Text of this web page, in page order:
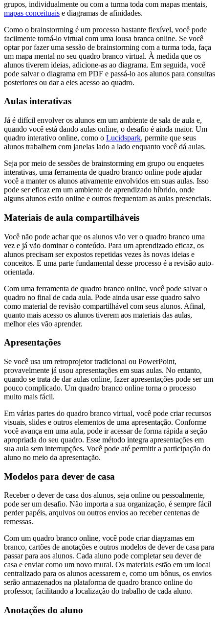
grupos, individualmente ou com a turma toda com mapas mentais,
mapas conceituais e diagramas de afinidades.
Como o brainstorming é um processo bastante flexível, você pode
facilmente torná-lo virtual com uma lousa branca online. Se você
optar por fazer uma sessão de brainstorming com a turma toda, faça
um mapa mental no seu quadro branco virtual. À medida que os
alunos tiverem ideias, adicione-as ao diagrama. Em seguida, você
pode salvar o diagrama em PDF e passá-lo aos alunos para consultas
posteriores ou dar a eles acesso ao quadro.
Aulas interativas
Já é difícil envolver os alunos em um ambiente de sala de aula e,
quando você está dando aulas online, o desafio é ainda maior. Um
quadro interativo online, como o Lucidspark, permite que seus
alunos trabalhem com janelas lado a lado enquanto você dá aulas.
Seja por meio de sessões de brainstorming em grupo ou enquetes
interativas, uma ferramenta de quadro branco online pode ajudar
você a manter os alunos ativamente envolvidos em suas aulas. Isso
pode ser eficaz em um ambiente de aprendizado híbrido, onde
alguns alunos estão online e outros frequentam as aulas presenciais.
Materiais de aula compartilháveis
Você não pode achar que os alunos vão ver o quadro branco uma
vez e já vão dominar o conteúdo. Para um aprendizado eficaz, os
alunos precisam ser expostos repetidas vezes às novas ideias e
conceitos. E uma parte fundamental desse processo é a revisão auto-
orientada.
Com uma ferramenta de quadro branco online, você pode salvar o
quadro no final de cada aula. Pode ainda usar esse quadro salvo
como material de revisão compartilhável com seus alunos. Afinal,
quanto mais acesso os alunos tiverem aos materiais das aulas,
melhor eles vão aprender.
Apresentações
Se você usa um retroprojetor tradicional ou PowerPoint,
provavelmente já usou apresentações em suas aulas. No entanto,
quando se trata de dar aulas online, fazer apresentações pode ser um
pouco complicado. Um quadro branco online torna o processo
muito mais fácil.
Em várias partes do quadro branco virtual, você pode criar recursos
visuais, slides e outros elementos de uma apresentação. Conforme
você avança em uma aula, pode ir acessar de forma rápida a seção
apropriada do seu quadro. Esse método integra apresentações em
sua aula sem interrupções. Você pode até permitir a participação do
aluno no meio da apresentação.
Modelos para dever de casa
Receber o dever de casa dos alunos, seja online ou pessoalmente,
pode ser um desafio. Não importa a sua organização, é sempre fácil
perder papéis, arquivos ou outros envios ao receber centenas de
remessas.
Com um quadro branco online, você pode criar diagramas em
branco, cartões de anotações e outros modelos de dever de casa para
passar para aos alunos. Cada aluno pode completar seu dever de
casa e enviar como um novo mural. Os materiais estão em um local
centralizado para os alunos acessarem e, como um bônus, os envios
serão armazenados na plataforma de quadro branco online do
professor, facilitando a localização do trabalho de cada aluno.
Anotações do aluno